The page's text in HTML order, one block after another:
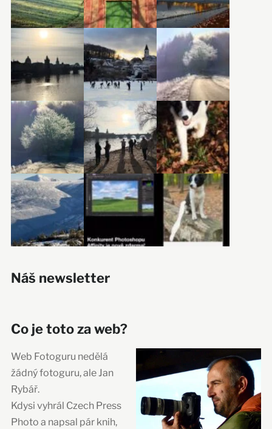
Náš newsletter
Co je toto za web?
Web Fotoguru nedělá
žádný fotoguru, ale Jan
Rybář.
Kdysi vyhrál Czech Press
Photo a napsal pár knih,